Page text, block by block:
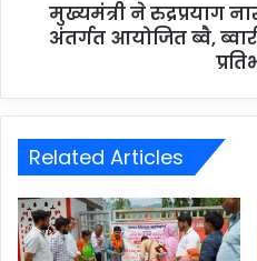
मुख्यमंत्री ने रुद्रप्रयाग
अंतर्गत आयोजित ब्वै,
Related Articles